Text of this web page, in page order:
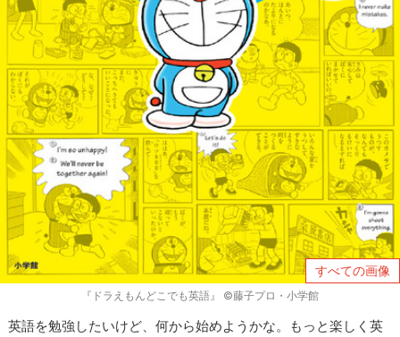
すべての画像
『ドラえもんどこでも英語』 ©藤子プロ・小学館
英語を勉強したいけど、何から始めようかな。もっと楽しく英